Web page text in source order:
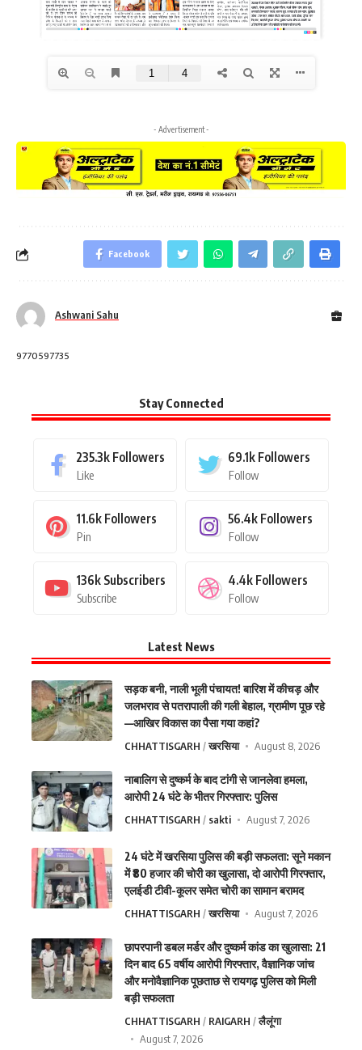
- Advertisement -
Facebook
Ashwani Sahu
9770597735
Stay Connected
235.3k Followers
Like
69.1k Followers
Follow
11.6k Followers
Pin
56.4k Followers
Follow
136k Subscribers
Subscribe
4.4k Followers
Follow
Latest News
सड़क बनी, नाली भूली पंचायत! बारिश में कीचड़ और
जलभराव से पतरापाली की गली बेहाल, ग्रामीण पूछ रहे
—आखिर विकास का पैसा गया कहां?
CHHATTISGARH खरसिया August 8, 2026
नाबालिग से दुष्कर्म के बाद टांगी से जानलेवा हमला,
आरोपी 24 घंटे के भीतर गिरफ्तार: पुलिस
CHHATTISGARH sakti August 7, 2026
24 घंटे में खरसिया पुलिस की बड़ी सफलता: सूने मकान
में ₹80 हजार की चोरी का खुलासा, दो आरोपी गिरफ्तार,
एलईडी टीवी-कूलर समेत चोरी का सामान बरामद
CHHATTISGARH खरसिया August 7, 2026
छापरपानी डबल मर्डर और दुष्कर्म कांड का खुलासा: 21
दिन बाद 65 वर्षीय आरोपी गिरफ्तार, वैज्ञानिक जांच
और मनोवैज्ञानिक पूछताछ से रायगढ़ पुलिस को मिली
बड़ी सफलता
CHHATTISGARH RAIGARH
लैलूंगा
August 7, 2026